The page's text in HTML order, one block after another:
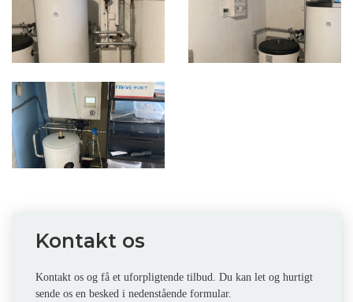
Kontakt os
Kontakt os og få et uforpligtende tilbud. Du kan let og hurtigt
sende os en besked i nedenstående formular.